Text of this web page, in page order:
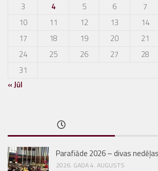
3
4 5 6 7
10
11 12 13 14
17
18 19 20 21
24
25 26 27 28
31
« Jūl
Parafiāde 2026 – divas
2026. GADA 4. AUGUSTS